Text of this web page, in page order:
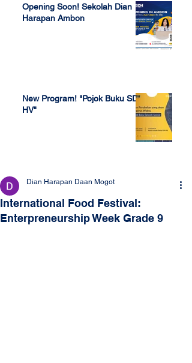
Opening Soon! Sekolah Dian
Harapan Ambon
New Program! "Pojok Buku SDH
HV"
International Food Festival:
Enterpreneurship Week Grade 9
Dian Harapan Daan Mogot